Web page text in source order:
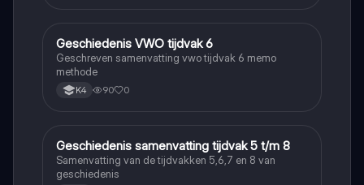
Geschiedenis
Geschiedenis VWO tijdvak 6
Geschreven samenvatting vwo tijdvak 6 memo
methode
K4 90 0
Geschiedenis
Geschiedenis samenvatting tijdvak 5 t/m 8
Samenvatting van de tijdvakken 5,6,7 en 8 van
geschiedenis